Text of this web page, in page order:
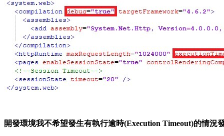
開發環境我不希望發生有執行逾時(Execution Timeout)的情況